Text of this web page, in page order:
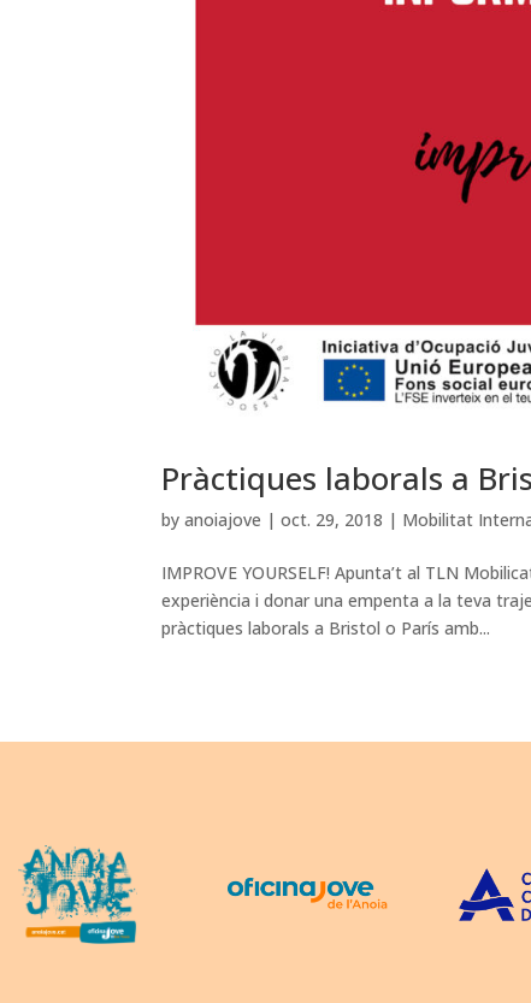
Pràctiques laborals a
byanoiajove |oct. 29, 2018 | Mobilitat
IMPROVE YOURSELF! Apunta’t al TLN
experiència i donar una empenta a la teva
pràctiques laborals a Bristol o París amb...